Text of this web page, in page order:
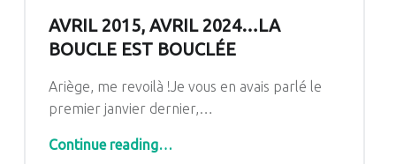
AVRIL 2015, AVRIL 2024…LA
BOUCLE EST BOUCLÉE
Ariège, me revoilà !Je vous en avais parlé le
premier janvier dernier,…
Continue reading“Avril 2015, avril 2024…la boucle est bouclée”
…